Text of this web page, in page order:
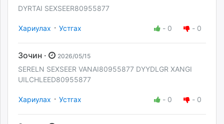
DYRTAI SEXSEER80955877
Хариулах · Устгах - 0 - 0
Зочин · 2026/05/15
SERELN SEXSEER VANAI80955877 DYYDLGR XANGI
UILCHLEED80955877
Хариулах · Устгах - 0 - 0